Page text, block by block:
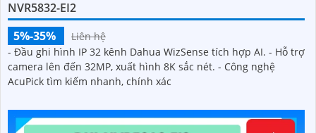
NVR5832-EI2
5%-35%
Liên hệ
- Đầu ghi hình IP 32 kênh Dahua WizSense tích hợp AI. - Hỗ trợ
camera lên đến 32MP, xuất hình 8K sắc nét. - Công nghệ
AcuPick tìm kiếm nhanh, chính xác